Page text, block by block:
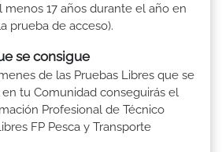
menos 17 años durante el año en
prueba de acceso).
se consigue
de las Pruebas Libres que se
tu Comunidad conseguirás el
Profesional de Técnico
FP Pesca y Transporte